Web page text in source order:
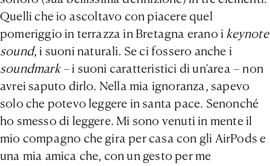
Quelli che io ascoltavo con piacere quel
pomeriggio in terrazza in Bretagna erano i keynote
sound, i suoni naturali. Se ci fossero anche i
soundmark –i suoni caratteristici di un’area – non
avrei saputo dirlo. Nella mia ignoranza, sapevo
solo che potevo leggere in santa pace. Senonché
ho smesso di leggere. Mi sono venuti in mente il
mio compagno che gira per casa con gli AirPods e
una mia amica che, con un gesto per me